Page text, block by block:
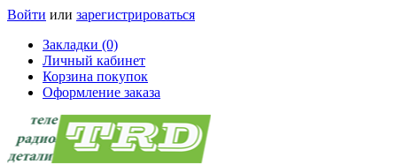
Войти или зарегистрироваться
Закладки (0)
Личный кабинет
Корзина покупок
Оформление заказа